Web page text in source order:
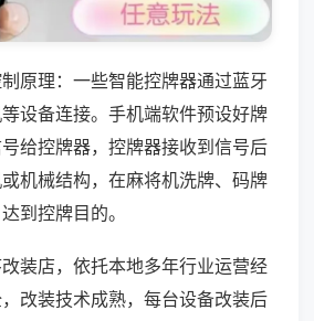
原理：一些智能控牌器通过蓝牙
设备连接。手机端软件预设好牌
给控牌器，控牌器接收到信号后
机械结构，在麻将机洗牌、码牌
到控牌目的。
装店，依托本地多年行业运营经
改装技术成熟，每台设备改装后